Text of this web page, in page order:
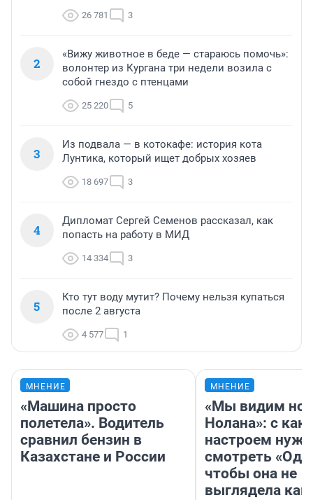
26 781 3
2
«Вижу животное в беде — стараюсь помочь»:
волонтер из Кургана три недели возила с
собой гнездо с птенцами
25 220 5
3
Из подвала — в котокафе: история кота
Лунтика, который ищет добрых хозяев
18 697 3
4
Дипломат Сергей Семенов рассказал, как
попасть на работу в МИД
14 334 3
5
Кто тут воду мутит? Почему нельзя купаться
после 2 августа
4 577 1
МНЕНИЕ
«Машина просто
полетела». Водитель
сравнил бензин в
Казахстане и России
МНЕНИЕ
«Мы видим
Нолана»: с
настроем
смотреть
чтобы она не
выглядела как